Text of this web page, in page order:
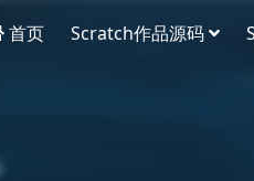
首页 Scratch作品源码